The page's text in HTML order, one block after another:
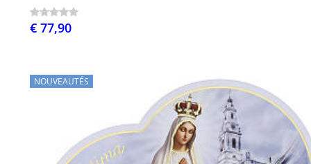
€ 77,90
NOUVEAUTÉS